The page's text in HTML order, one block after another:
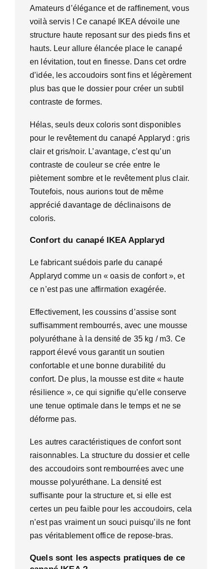
Amateurs d’élégance et de raffinement, vous
voilà servis ! Ce canapé IKEA dévoile une
structure haute reposant sur des pieds fins et
hauts. Leur allure élancée place le canapé
en lévitation, tout en finesse. Dans cet ordre
d’idée, les accoudoirs sont fins et légèrement
plus bas que le dossier pour créer un subtil
contraste de formes.
Hélas, seuls deux coloris sont disponibles
pour le revêtement du canapé Applaryd : gris
clair et gris/noir. L’avantage, c’est qu’un
contraste de couleur se crée entre le
piètement sombre et le revêtement plus clair.
Toutefois, nous aurions tout de même
apprécié davantage de déclinaisons de
coloris.
Confort du canapé IKEA Applaryd
Le fabricant suédois parle du canapé
Applaryd comme un « oasis de confort », et
ce n’est pas une affirmation exagérée.
Effectivement, les coussins d’assise sont
suffisamment rembourrés, avec une mousse
polyuréthane à la densité de 35 kg / m3. Ce
rapport élevé vous garantit un soutien
confortable et une bonne durabilité du
confort. De plus, la mousse est dite « haute
résilience », ce qui signifie qu’elle conserve
une tenue optimale dans le temps et ne se
déforme pas.
Les autres caractéristiques de confort sont
raisonnables. La structure du dossier et celle
des accoudoirs sont rembourrées avec une
mousse polyuréthane. La densité est
suffisante pour la structure et, si elle est
certes un peu faible pour les accoudoirs, cela
n’est pas vraiment un souci puisqu’ils ne font
pas véritablement office de repose-bras.
Quels sont les aspects pratiques de ce